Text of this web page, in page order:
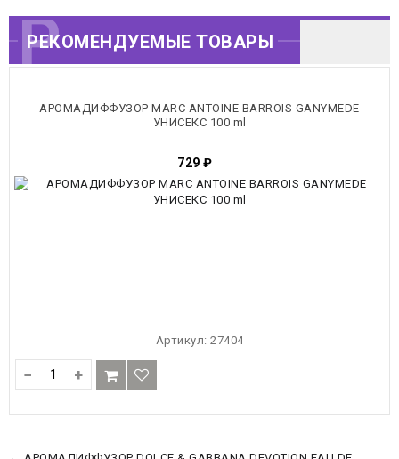
РЕКОМЕНДУЕМЫЕ
ТОВАРЫ
РЕКОМЕНДУЕМЫЕ ТОВАРЫ
АРОМАДИФФУЗОР MARC ANTOINE BARROIS GANYMEDE
УНИСЕКС 100 ml
729 ₽
Артикул: 27404
− +